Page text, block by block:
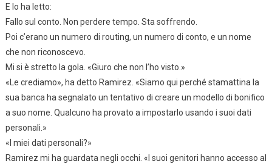
E lo ha letto:
Fallo sul conto. Non perdere tempo. Sta soffrendo.
Poi c’erano un numero di routing, un numero di conto, e un nome
che non riconoscevo.
Mi si è stretto la gola. «Giuro che non l’ho visto.»
«Le crediamo», ha detto Ramirez. «Siamo qui perché stamattina la
sua banca ha segnalato un tentativo di creare un modello di bonifico
a suo nome. Qualcuno ha provato a impostarlo usando i suoi dati
personali.»
«I miei dati personali?»
Ramirez mi ha guardata negli occhi. «I suoi genitori hanno accesso al